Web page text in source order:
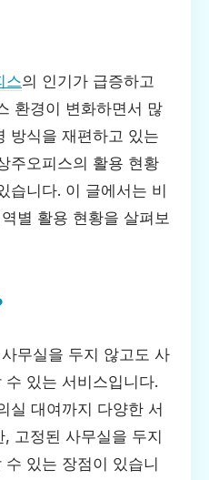
스의 인기가 급증하고
환경이 변화하면서 많
방식을 재편하고 있는
주오피스의 활용 현황
습니다. 이 글에서는 비
별 활용 현황을 살펴보
무실을 두지 않고도 사
있는 서비스입니다.
실 대여까지 다양한 서
고정된 사무실을 두지
있는 장점이 있습니